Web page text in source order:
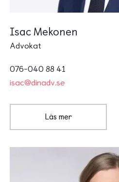
Isac Mekonen
Advokat
076-040 88 41
isac@dinadv.se
Läs mer